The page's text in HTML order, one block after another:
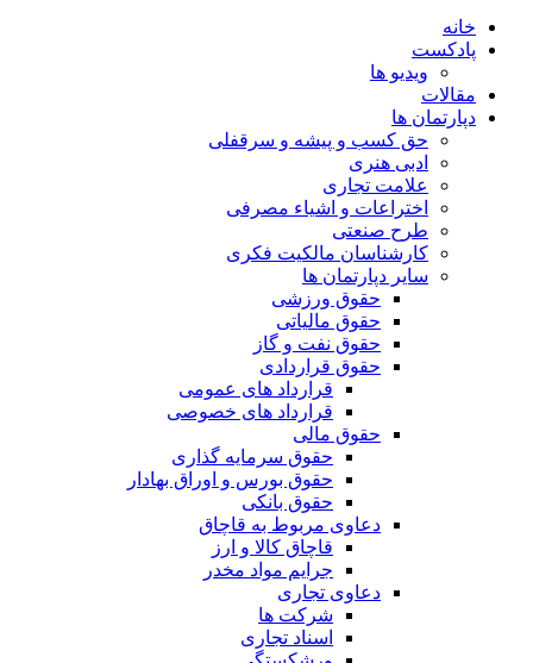
خانه
پادکست
ویدیو ها
مقالات
دپارتمان ها
حق کسب و پیشه و سرقفلی
ادبی هنری
علامت تجاری
اختراعات و اشیاء مصرفی
طرح صنعتی
کارشناسان مالکیت فکری
سایر دپارتمان ها
حقوق ورزشی
حقوق مالیاتی
حقوق نفت و گاز
حقوق قراردادی
قرارداد های عمومی
قرارداد های خصوصی
حقوق مالی
حقوق سرمایه گذاری
حقوق بورس و اوراق بهادار
حقوق بانکی
دعاوی مربوط به قاچاق
قاچاق کالا و ارز
جرایم مواد مخدر
دعاوی تجاری
شرکت ها
اسناد تجاری